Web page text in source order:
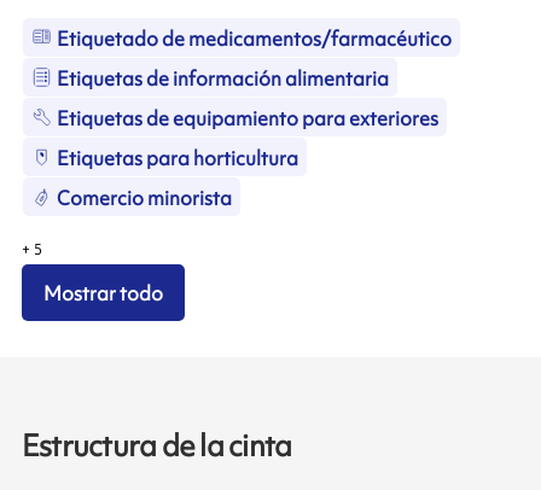
Etiquetado de medicamentos/farmacéutico
Etiquetas de información alimentaria
Etiquetas de equipamiento para exteriores
Etiquetas para horticultura
Comercio minorista
+ 5
Mostrar todo
Estructura de la cinta